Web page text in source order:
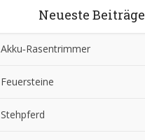
Neueste Beiträge
Akku‑Rasentrimmer
Feuersteine
Stehpferd